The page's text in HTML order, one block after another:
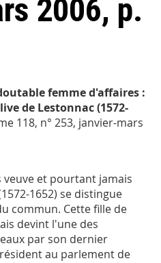
2006, p.
femme d'affaires :
de Lestonnac (1572-
118, n° 253, janvier-mars
et pourtant jamais
1652) se distingue
commun. Cette fille de
devint l'une des
par son dernier
au parlement de